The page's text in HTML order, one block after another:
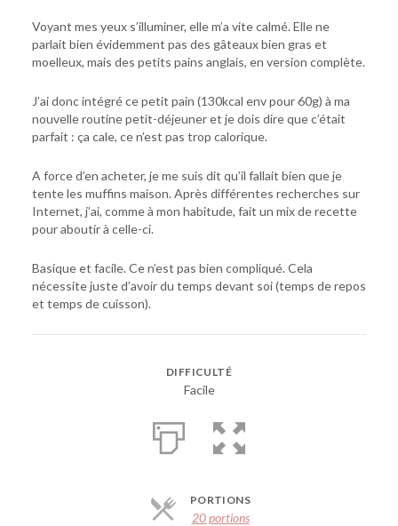
Voyant mes yeux s’illuminer, elle m’a vite calmé. Elle ne
parlait bien évidemment pas des gâteaux bien gras et
moelleux, mais des petits pains anglais, en version complète.
J’ai donc intégré ce petit pain (130kcal env pour 60g) à ma
nouvelle routine petit-déjeuner et je dois dire que c’était
parfait : ça cale, ce n’est pas trop calorique.
A force d’en acheter, je me suis dit qu’il fallait bien que je
tente les muffins maison. Après différentes recherches sur
Internet, j’ai, comme à mon habitude, fait un mix de recette
pour aboutir à celle-ci.
Basique et facile. Ce n’est pas bien compliqué. Cela
nécessite juste d’avoir du temps devant soi (temps de repos
et temps de cuisson).
DIFFICULTÉ
Facile
PORTIONS
20 portions